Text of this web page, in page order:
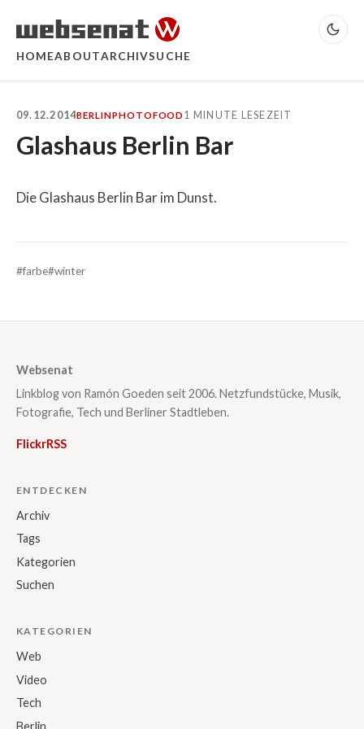
HOMEABOUTARCHIVSUCHE
09.12.2014BERLINPHOTOFOOD 1 MINUTE LESEZEIT
Glashaus Berlin Bar
Die Glashaus Berlin Bar im Dunst.
#farbe#winter
Websenat
Linkblog von Ramón Goeden seit 2006. Netzfundstücke, Musik,
Fotografie, Tech und Berliner Stadtleben.
FlickrRSS
ENTDECKEN
Archiv
Tags
Kategorien
Suchen
KATEGORIEN
Web
Video
Tech
Berlin